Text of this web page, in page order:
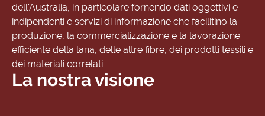
dell'Australia, in particolare fornendo dati oggettivi e
indipendenti e servizi di informazione che facilitino la
produzione, la commercializzazione e la lavorazione
efficiente della lana, delle altre fibre, dei prodotti tessili e
dei materiali correlati.
La nostra visione